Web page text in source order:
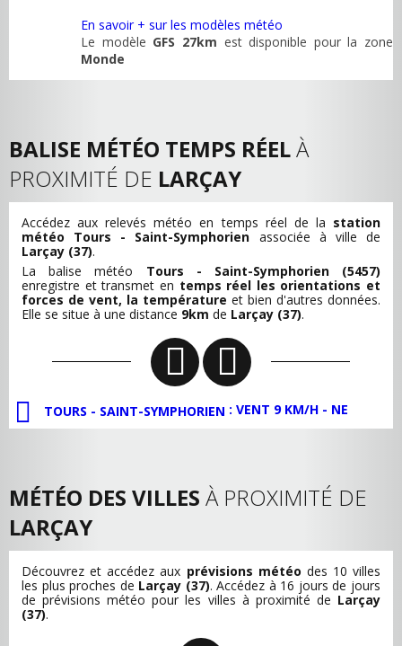
En savoir + sur les modèles météo
Le modèle GFS 27km est disponible pour la zone
Monde
BALISE MÉTÉO TEMPS RÉELÀ
PROXIMITÉ DE LARÇAY
Accédez aux relevés météo en temps réel de la station
météo Tours - Saint-Symphorien associée à ville de
Larçay (37).
La balise météo Tours - Saint-Symphorien (5457)
enregistre et transmet en temps réel les orientations et
forces de vent, la température et bien d'autres données.
Elle se situe à une distance 9km de Larçay (37).
TOURS - SAINT-SYMPHORIEN : VENT 9 KM/H - NE
MÉTÉO DES VILLES À PROXIMITÉ DE
LARÇAY
Découvrez et accédez aux prévisions météo des 10 villes
les plus proches de Larçay (37). Accédez à 16 jours de jours
de prévisions météo pour les villes à proximité de Larçay
(37).